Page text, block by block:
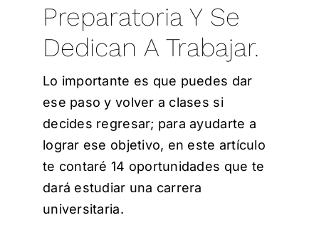
Preparatoria Y Se
Dedican A Trabajar.
Lo importante es que puedes dar
ese paso y volver a clases si
decides regresar; para ayudarte a
lograr ese objetivo, en este artículo
te contaré 14 oportunidades que te
dará estudiar una carrera
universitaria.